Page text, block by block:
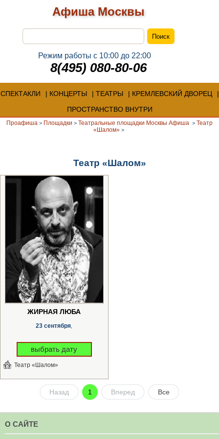
Афиша Москвы
Режим работы с 10:00 до 22:00
8(495) 080-80-06
СПЕКТАКЛИ КОНЦЕРТЫ ТЕАТРЫ
КРЕМЛЕВСКИЙ ДВОРЕЦ
ПРОСТРАНСТВО ВНУТРИ
Проафиша > Площадки > Театральные площадки Москвы Афиша > Театр
«Шалом» >
Театр «Шалом»
ЖИРНАЯ ЛЮБА
23 сентября
выбрать дату
Театр «Шалом»
Назад 1 Вперед Все
О САЙТЕ